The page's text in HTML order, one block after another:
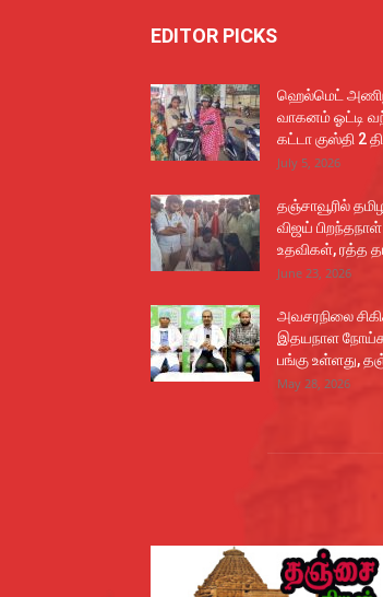
EDITOR PICKS
ஹெல்மெட்
வாகனம் ஓட்டி
கட்டா குஸ்தி 2
July 5, 2026
தஞ்சாவூரில்
விஜய் பிறந்தநாள்
உதவிகள், ரத்த
June 23, 2026
அவசரநிலை
இதயநாள
பங்கு உள்ளது,
May 28, 2026